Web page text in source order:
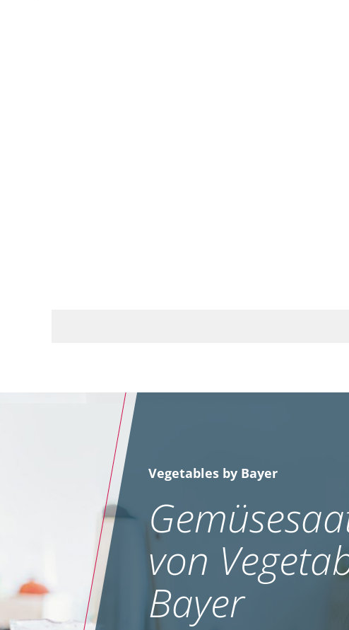
Vegetables by Bayer
von
Bayer